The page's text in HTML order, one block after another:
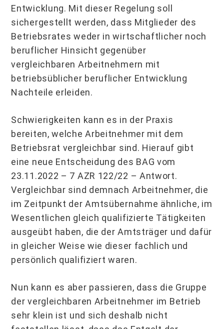
Entwicklung. Mit dieser Regelung soll
sichergestellt werden, dass Mitglieder des
Betriebsrates weder in wirtschaftlicher noch
beruflicher Hinsicht gegenüber
vergleichbaren Arbeitnehmern mit
betriebsüblicher beruflicher Entwicklung
Nachteile erleiden.
Schwierigkeiten kann es in der Praxis
bereiten, welche Arbeitnehmer mit dem
Betriebsrat vergleichbar sind. Hierauf gibt
eine neue Entscheidung des BAG vom
23.11.2022 – 7 AZR 122/22 – Antwort.
Vergleichbar sind demnach Arbeitnehmer, die
im Zeitpunkt der Amtsübernahme ähnliche, im
Wesentlichen gleich qualifizierte Tätigkeiten
ausgeübt haben, die der Amtsträger und dafür
in gleicher Weise wie dieser fachlich und
persönlich qualifiziert waren.
Nun kann es aber passieren, dass die Gruppe
der vergleichbaren Arbeitnehmer im Betrieb
sehr klein ist und sich deshalb nicht